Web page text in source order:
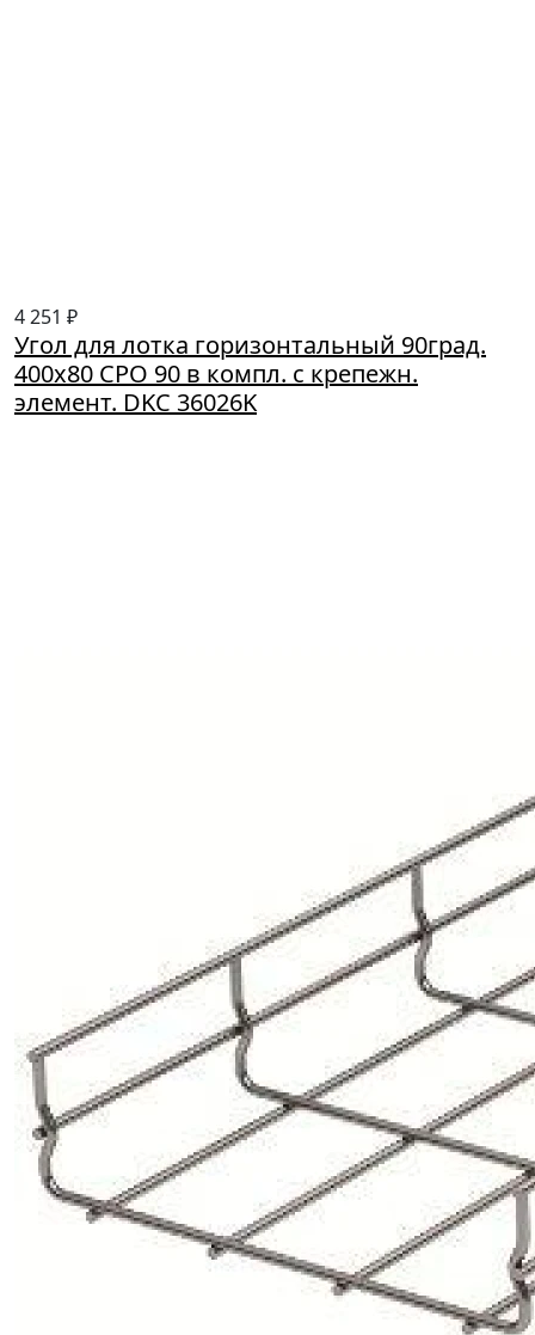
4 251 ₽
Угол для лотка горизонтальный 90град.
400х80 CPO 90 в компл. с крепежн.
элемент. DKC 36026K